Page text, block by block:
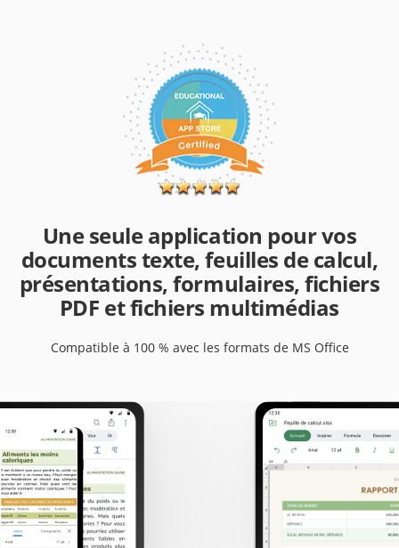
Une seule application pour vos
documents texte, feuilles de calcul,
présentations, formulaires, fichiers
PDF et fichiers multimédias
Compatible à 100 % avec les formats de MS Office